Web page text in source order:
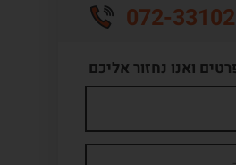
072-
ואנו נחזור אליכם